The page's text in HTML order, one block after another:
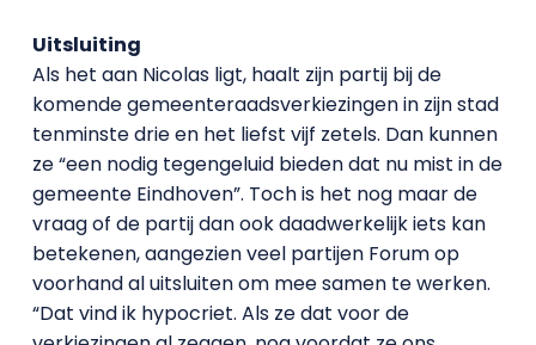
Uitsluiting
Als het aan Nicolas ligt, haalt zijn partij bij de
komende gemeenteraadsverkiezingen in zijn stad
tenminste drie en het liefst vijf zetels. Dan kunnen
ze “een nodig tegengeluid bieden dat nu mist in de
gemeente Eindhoven”. Toch is het nog maar de
vraag of de partij dan ook daadwerkelijk iets kan
betekenen, aangezien veel partijen Forum op
voorhand al uitsluiten om mee samen te werken.
“Dat vind ik hypocriet. Als ze dat voor de